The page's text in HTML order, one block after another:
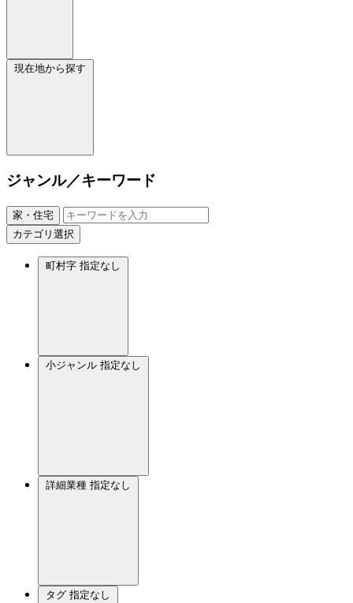
現在地から探す
ジャンル／キーワード
家・住宅
カテゴリ選択
町村字 指定なし
小ジャンル 指定なし
詳細業種 指定なし
タグ 指定なし